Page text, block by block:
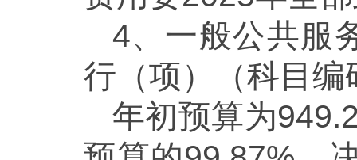
4、一般公共服
行（项）（科目
年初预算为